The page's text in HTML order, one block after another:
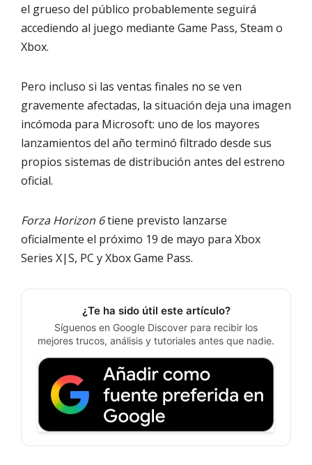
el grueso del público probablemente seguirá
accediendo al juego mediante Game Pass, Steam o
Xbox.
Pero incluso si las ventas finales no se ven
gravemente afectadas, la situación deja una imagen
incómoda para Microsoft: uno de los mayores
lanzamientos del año terminó filtrado desde sus
propios sistemas de distribución antes del estreno
oficial.
Forza Horizon 6tiene previsto lanzarse
oficialmente el próximo 19 de mayo para Xbox
Series X|S, PC y Xbox Game Pass.
¿Te ha sido útil este artículo?
Síguenos en Google Discover para recibir los
mejores trucos, análisis y tutoriales antes que nadie.